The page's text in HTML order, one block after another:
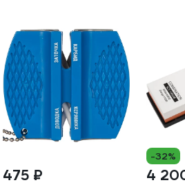
475 ₽
-32%
4